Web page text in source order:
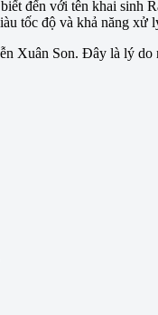
đến với tên khai sinh
tốc độ và khả năng xử
Xuân Son. Đây là lý